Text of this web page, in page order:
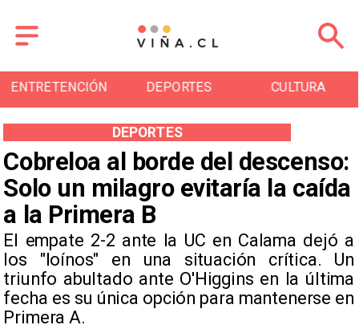
ENTRETENCIÓN DEPORTES CULTURA
Cobreloa al borde del descenso:
Solo un milagro evitaría la caída
a la Primera B
El empate 2-2 ante la UC en Calama dejó a
los "loínos" en una situación crítica. Un
triunfo abultado ante O'Higgins en la última
fecha es su única opción para mantenerse en
Primera A.
DEPORTES